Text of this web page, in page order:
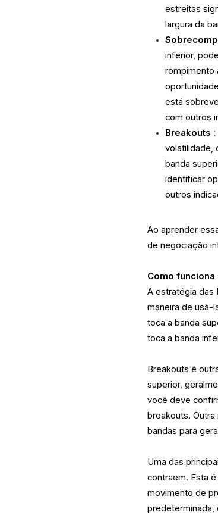
estreitas
largura da
inferior,
rompimento
está
com outros
Breakouts
volatilidade,
banda
identificar
outros
Ao aprender
de negociação
Como
A estratégia das
maneira de usá-
toca a banda
toca a banda
Breakouts é
superior,
você deve
breakouts.
bandas para
Uma das
contraem. Esta
movimento de
predeterminada,